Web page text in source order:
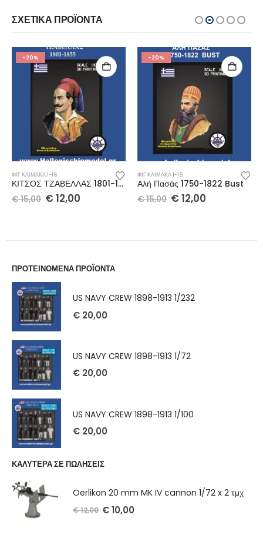
ΣΧΕΤΙΚΆ ΠΡΟΪΌΝΤΑ
-20%
ΦΙΓ ΚΛΊΜΑΚΑ 1-16
ΚΙΤΣΟΣ ΤΖΑΒΕΛΛΑΣ 1801-1855 Bust
€15,00 € 12,00
-20%
ΦΙΓ ΚΛΊΜΑΚΑ 1-16
Αλή Πασάς 1750-1822 Bust
€15,00 € 12,00
ΠΡΟΤΕΙΝΟΜΕΝΑ ΠΡΟΪΟΝΤΑ
US NAVY CREW 1898-1913 1/232
€ 20,00
US NAVY CREW 1898-1913 1/72
€ 20,00
US NAVY CREW 1898-1913 1/100
€ 20,00
ΚΑΛΥΤΕΡΑ ΣΕ ΠΩΛΗΣΕΙΣ
Oerlikon 20 mm MK IV cannon 1/72 x 2 τμχ
€12,00 €10,00